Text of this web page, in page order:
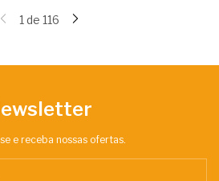
1 de 116
e receba nossas ofertas.